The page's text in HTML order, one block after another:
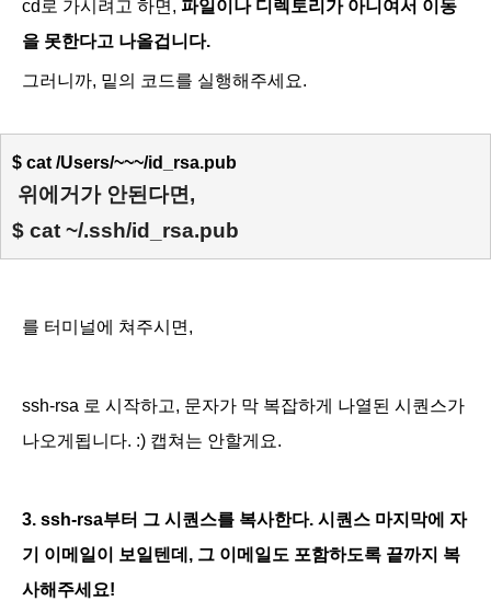
cd로 가시려고 하면, 파일이나 디렉토리가 아니여서 이동
을 못한다고 나올겁니다.
그러니까, 밑의 코드를 실행해주세요.
$ cat /Users/~~~/id_rsa.pub
위에거가 안된다면,
$ cat ~/.ssh/id_rsa.pub
를 터미널에 쳐주시면,
ssh-rsa 로 시작하고, 문자가 막 복잡하게 나열된 시퀀스가
나오게됩니다. :) 캡쳐는 안할게요.
3. ssh-rsa부터 그 시퀀스를 복사한다. 시퀀스 마지막에 자
기 이메일이 보일텐데, 그 이메일도 포함하도록 끝까지 복
사해주세요!